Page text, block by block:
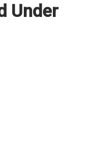
Under